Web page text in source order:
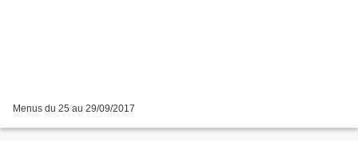
Menus du 25 au 29/09/2017